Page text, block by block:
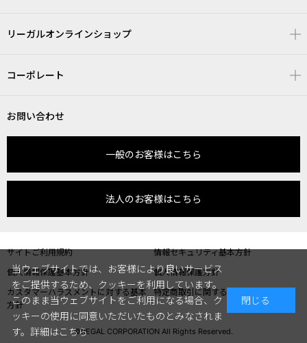
リーガルオンラインショップ
コーポレート
お問い合わせ
一般のお客様はこちら
法人のお客様はこちら
サイトご利用規約
情報セキュリティ基本方針
個人情報保護基本方針
個人情報保護方針
カスタマーハラスメントに対する基本
方針
特定商取引に関する表記
©REGAL CORPORATION All Rights Reserved.
当ウェブサイトでは、お客様により良いサービス
をご提供するため、クッキーを利用しています。
このまま当ウェブサイトをご利用になる場合、ク
ッキーの使用に同意いただいたものとみなされま
す。 詳細はこちら
閉じる